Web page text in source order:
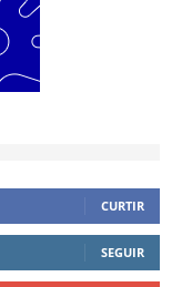
CURTIR
SEGUIR